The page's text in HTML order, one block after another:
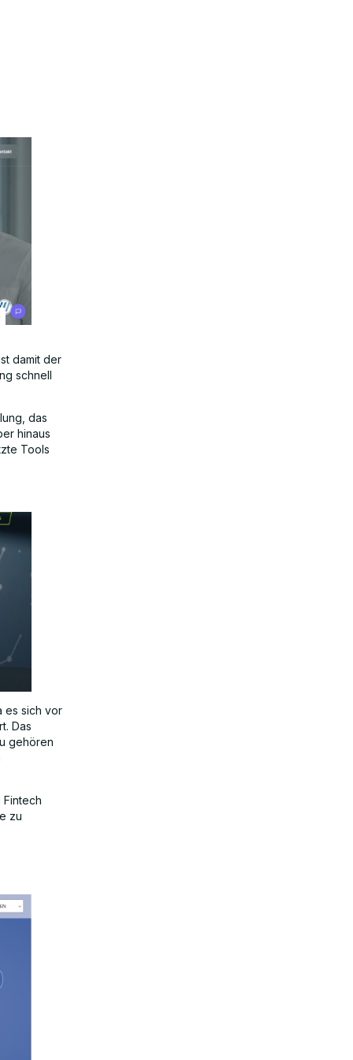
damit der
schnell
das
hinaus
Tools
es sich vor
Das
gehören
zu